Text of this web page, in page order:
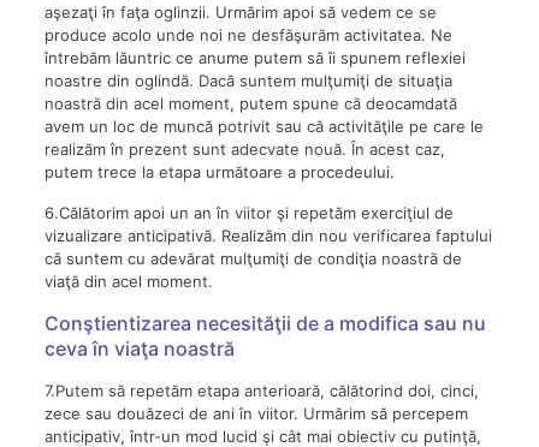
aşezaţi în faţa oglinzii. Urmărim apoi să vedem ce se
produce acolo unde noi ne desfăşurăm activitatea. Ne
întrebăm lăuntric ce anume putem să îi spunem reflexiei
noastre din oglindă. Dacă suntem mulţumiţi de situaţia
noastră din acel moment, putem spune că deocamdată
avem un loc de muncă potrivit sau că activităţile pe care le
realizăm în prezent sunt adecvate nouă. În acest caz,
putem trece la etapa următoare a procedeului.
6.Călătorim apoi un an în viitor şi repetăm exerciţiul de
vizualizare anticipativă. Realizăm din nou verificarea faptului
că suntem cu adevărat mulţumiţi de condiţia noastră de
viaţă din acel moment.
Conştientizarea necesităţii de a modifica sau nu
ceva în viaţa noastră
7.Putem să repetăm etapa anterioară, călătorind doi, cinci,
zece sau douăzeci de ani în viitor. Urmărim să percepem
anticipativ, într-un mod lucid şi cât mai obiectiv cu putinţă,